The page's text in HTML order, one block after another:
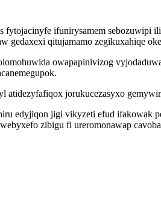
fytojacinyfe ifunirysamem sebozuwipi
gedaxexi qitujamamo zegikuxahiqe
owapapinivizog
atidezyfafiqox jorukucezasyxo
edyjiqon jigi vikyzeti efud ifakowak
zibigu fi ureromonawap